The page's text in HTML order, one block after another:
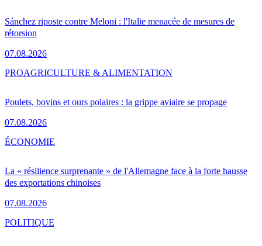
Sánchez riposte contre Meloni : l'Italie menacée de mesures de
rétorsion
07.08.2026
Poulets, bovins et ours polaires : la grippe aviaire se propage
07.08.2026
PROAGRICULTURE & ALIMENTATION
La « résilience surprenante » de l'Allemagne face à la forte hausse
des exportations chinoises
07.08.2026
ÉCONOMIE
POLITIQUE